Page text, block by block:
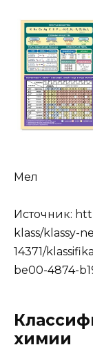
Мел
Источник:
klass/klassy-
14371/
be00-4874-
химии